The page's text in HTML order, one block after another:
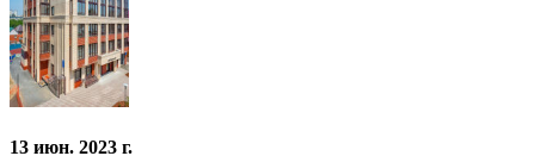
13 июн. 2023 г.